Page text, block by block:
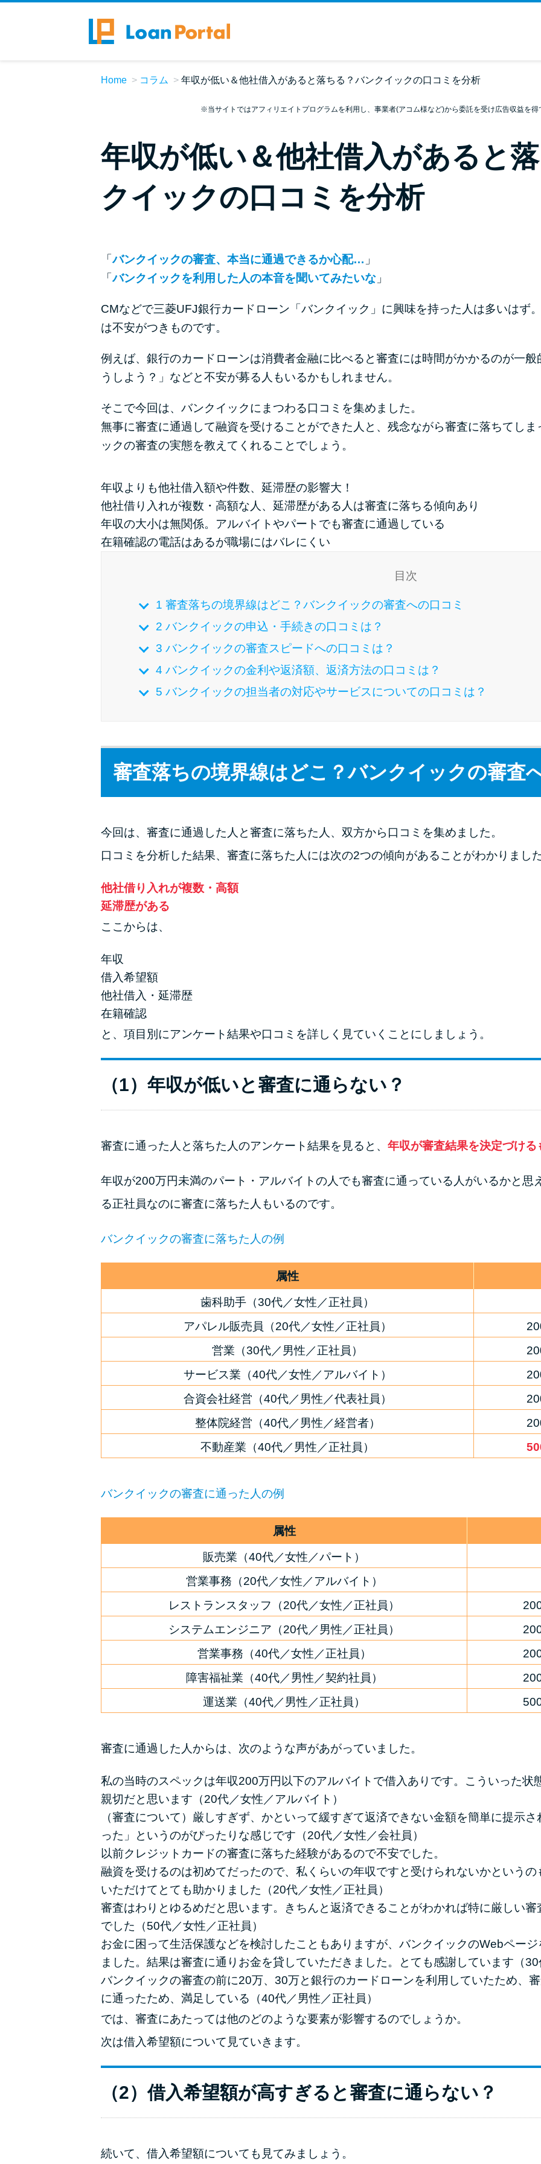
Home コラム 年収が低い＆他社借入があると落ちる？バンクイックの口コミを分析
※当サイトではアフィリエイトプログラムを利用し、事業者(アコム様など)から委託を受け広告収益を得
年収が低い＆他社借入があると
クイックの口コミを分析
「バンクイックの審査、本当に通過できるか心配… 」
「バンクイックを利用した人の本音を聞いてみたいな 」
CMなどで三菱UFJ銀行カードローン「バンクイック」に興味を持った人は多いはず
は不安がつきものです。
例えば、銀行のカードローンは消費者金融に比べると審査には時間がかかるのが一
うしよう？」などと不安が募る人もいるかもしれません。
そこで今回は、バンクイックにまつわる口コミを集めました。
無事に審査に通過して融資を受けることができた人と、残念ながら審査に落ちてし
ックの審査の実態を教えてくれることでしょう。
年収よりも他社借入額や件数、延滞歴の影響大！
他社借り入れが複数・高額な人、延滞歴がある人は審査に落ちる傾向あり
年収の大小は無関係。アルバイトやパートでも審査に通過している
在籍確認の電話はあるが職場にはバレにくい
目次
1 審査落ちの境界線はどこ？バンクイックの審査への口コミ
2 バンクイックの申込・手続きの口コミは？
3 バンクイックの審査スピードへの口コミは？
4 バンクイックの金利や返済額、返済方法の口コミは？
5 バンクイックの担当者の対応やサービスについての口コミは？
審査落ちの境界線はどこ？バンクイックの審査
今回は、審査に通過した人と審査に落ちた人、双方から口コミを集めました。
口コミを分析した結果、審査に落ちた人には次の2つの傾向があることがわかりました
他社借り入れが複数・高額
延滞歴がある
ここからは、
年収
借入希望額
他社借入・延滞歴
在籍確認
と、項目別にアンケート結果や口コミを詳しく見ていくことにしましょう。
（1）年収が低いと審査に通らない？
審査に通った人と落ちた人のアンケート結果を見ると、 年収が審査結果を決定づけ
年収が200万円未満のパート・アルバイトの人でも審査に通っている人がいるかと思
る正社員なのに審査に落ちた人もいるのです。
バンクイックの審査に落ちた人の例
属性
歯科助手（30代／女性／正社員）
アパレル販売員（20代／女性／正社員）
営業（30代／男性／正社員）
サービス業（40代／女性／アルバイト）
合資会社経営（40代／男性／代表社員）
整体院経営（40代／男性／経営者）
不動産業（40代／男性／正社員）
バンクイックの審査に通った人の例
属性
販売業（40代／女性／パート）
営業事務（20代／女性／アルバイト）
レストランスタッフ（20代／女性／正社員）
システムエンジニア（20代／男性／正社員）
営業事務（40代／女性／正社員）
障害福祉業（40代／男性／契約社員）
運送業（40代／男性／正社員）
審査に通過した人からは、次のような声があがっていました。
私の当時のスペックは年収200万円以下のアルバイトで借入ありです。こういった状
親切だと思います（20代／女性／アルバイト）
（審査について）厳しすぎず、かといって緩すぎて返済できない金額を簡単に提示
った」というのがぴったりな感じです（20代／女性／会社員）
以前クレジットカードの審査に落ちた経験があるので不安でした。
融資を受けるのは初めてだったので、私くらいの年収ですと受けられないかという
いただけてとても助かりました（20代／女性／正社員）
審査はわりとゆるめだと思います。きちんと返済できることがわかれば特に厳しい
でした（50代／女性／正社員）
お金に困って生活保護などを検討したこともありますが、バンクイックのWebペー
ました。結果は審査に通りお金を貸していただきました。とても感謝しています（30
バンクイックの審査の前に20万、30万と銀行のカードローンを利用していたため、
に通ったため、満足している（40代／男性／正社員）
では、審査にあたっては他のどのような要素が影響するのでしょうか。
次は借入希望額について見ていきます。
（2）借入希望額が高すぎると審査に通らない？
続いて、借入希望額についても見てみましょう。